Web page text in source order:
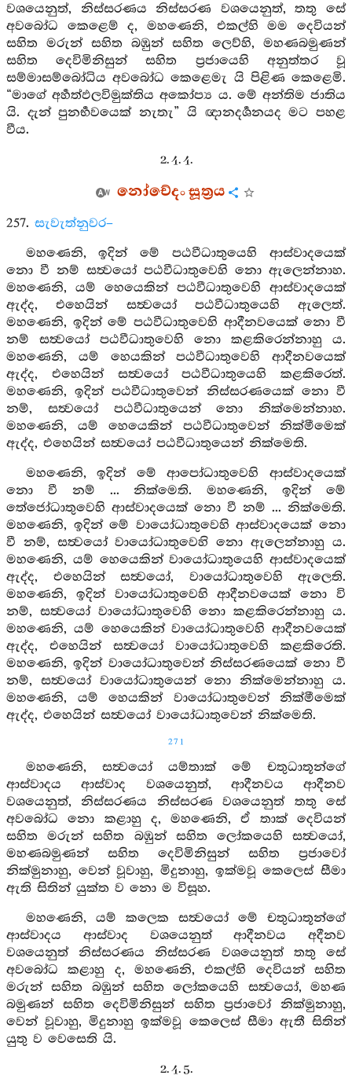
වශයෙනුත්, නිස්සරණය නිස්සරණ වශයෙනුත්, තතු සේ
අවබෝධ කෙළෙම් ද, මහණෙනි, එකල්හි මම දෙවියන්
සහිත මරුන් සහිත බඹුන් සහිත ලෙව්හි, මහණබමුණන්
සහිත දෙවිමිනිසුන් සහිත ප්‍රජායෙහි අනුත්තර වූ
සම්මාසම්බෝධිය අවබෝධ කෙළෙමැ යි පිළිණ කෙළෙමි.
“මාගේ අර්‍හත්ඵලවිමුක්තිය අකෝප්‍ය ය. මේ අන්තිම ජාතිය
යි. දැන් පුනර්‍භවයෙක් නැතැ” යි ඥානදර්‍ශනයද මට පහළ
වීය.
2. 4. 4.
නෝචේදං සූත්‍රය
257. සැවැත්නුවර–
මහණෙනි, ඉදින් මේ පඨවීධාතුයෙහි ආස්වාදයෙක්
නො වී නම් සත්‍වයෝ පඨවීධාතුවෙහි නො ඇලෙන්නාහ.
මහණෙනි, යම් හෙයෙකින් පඨවීධාතුවෙහි ආස්වාදයෙක්
ඇද්ද, එහෙයින් සත්‍වයෝ පඨවීධාතුයෙහි ඇලෙත්.
මහණෙනි, ඉදින් මේ පඨවීධාතුවෙහි ආදීනවයෙක් නො වී
නම් සත්‍වයෝ පඨවීධාතුවෙහි නො කළකිරෙන්නාහු ය.
මහණෙනි, යම් හෙයකින් පඨවීධාතුවෙහි ආදීනවයෙක්
ඇද්ද, එහෙයින් සත්‍වයෝ පඨවීධාතුයෙහි කළකිරෙත්.
මහණෙනි, ඉදින් පඨවීධාතුවෙන් නිස්සරණයෙක් නො වී
නම්, සත්‍වයෝ පඨවීධාතුයෙන් නො නික්මෙන්නාහ.
මහණෙනි, යම් හෙයෙකින් පඨවීධාතුවෙන් නික්මීමෙක්
ඇද්ද, එහෙයින් සත්‍වයෝ පඨවීධාතුයෙන් නික්මෙති.
මහණෙනි, ඉදින් මේ ආපෝධාතුවෙහි ආස්වාදයෙක්
නො වී නම් ... නික්මෙති. මහණෙනි, ඉදින් මේ
තේජෝධාතුවෙහි ආස්වාදයෙක් නො වී නම් ... නික්මෙති.
මහණෙනි, ඉදින් මේ වායෝධාතුවෙහි ආස්වාදයෙක් නො
වී නම්, සත්‍වයෝ වායෝධාතුවෙහි නො ඇලෙන්නාහු ය.
මහණෙනි, යම් හෙයෙකින් වායෝධාතුයෙහි ආස්වාදයෙක්
ඇද්ද, එහෙයින් සත්‍වයෝ, වායෝධාතුවෙහි ඇලෙති.
මහණෙනි, ඉදින් වායෝධාතුවෙහි ආදීනවයෙක් නො වි
නම්, සත්‍වයෝ වායෝධාතුවෙහි නො කළකිරෙන්නාහු ය.
මහණෙනි, යම් හෙයෙකින් වායෝධාතුවෙහි ආදීනවයෙක්
ඇද්ද, එහෙයින් සත්‍වයෝ වායෝධාතුවෙහි කළකිරෙති.
මහණෙනි, ඉදින් වායෝධාතුවෙන් නිස්සරණයෙක් නො වී
නම්, සත්‍වයෝ වායෝධාතුයෙන් නො නික්මෙන්නාහු ය.
මහණෙනි, යම් හෙයකින් වායෝධාතුවෙන් නික්මීමෙක්
ඇද්ද, එහෙයින් සත්‍වයෝ වායෝධාතුවෙන් නික්මෙති.
271
මහණෙනි, සත්‍වයෝ යම්තාක් මේ චතුධාතූන්ගේ
ආස්වාදය ආස්වාද වශයෙනුත්, ආදීනවය ආදීනව
වශයෙනුත්, නිස්සරණය නිස්සරණ වශයෙනුත් තතු සේ
අවබෝධ නො කළාහු ද, මහණෙනි, ඒ තාක් දෙවියන්
සහිත මරුන් සහිත බඹුන් සහිත ලෝකයෙහි සත්‍වයෝ,
මහණබමුණන් සහිත දෙවිමිනිසුන් සහිත ප්‍රජාවෝ
නික්මුනාහු, වෙන් වූවාහු, මිදුනාහු, ඉක්මවූ කෙලෙස් සීමා
ඇති සිතින් යුක්ත ව නො ම විසූහ.
මහණෙනි, යම් කලෙක සත්‍වයෝ මේ චතුධාතූන්ගේ
ආස්වාදය ආස්වාද වශයෙනුත් ආදීනවය අදීනව
වශයෙනුත් නිස්සරණය නිස්සරණ වශයෙනුත් තතු සේ
අවබෝධ කළාහු ද, මහණෙනි, එකල්හි දෙවියන් සහිත
මරුන් සහිත බඹුන් සහිත ලෝකයෙහි සත්‍වයෝ, මහණ
බමුණන් සහිත දෙවිමිනිසුන් සහිත ප්‍රජාවෝ නික්මුනාහු,
වෙන් වූවාහු, මිදුනාහු ඉක්මවූ කෙලෙස් සීමා ඇතී සිතින්
යුතු ව වෙසෙති යි.
2. 4. 5.